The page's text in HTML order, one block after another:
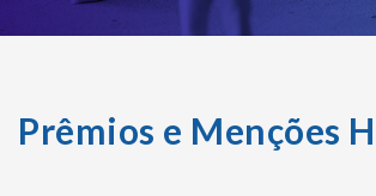
Prêmios e Menções